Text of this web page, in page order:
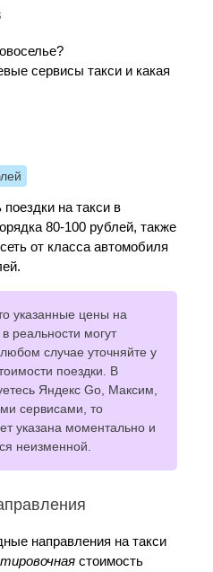
сервисы такси и какая
на такси в
80-100 рублей, также
от класса автомобиля
указанные цены на
реальности могут
случае уточняйте у
поездки. В
Яндекс Go, Максим,
сервисами, то
указана моментально и
неизменной.
направления на такси
стоимость